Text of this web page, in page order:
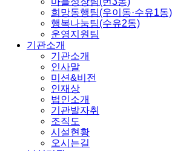
희망동행팀(우이동·수유1동)
행복나눔팀(수유2동)
운영지원팀
기관소개
기관소개
인사말
미션&비전
인재상
법인소개
기관발자취
조직도
시설현황
오시는길